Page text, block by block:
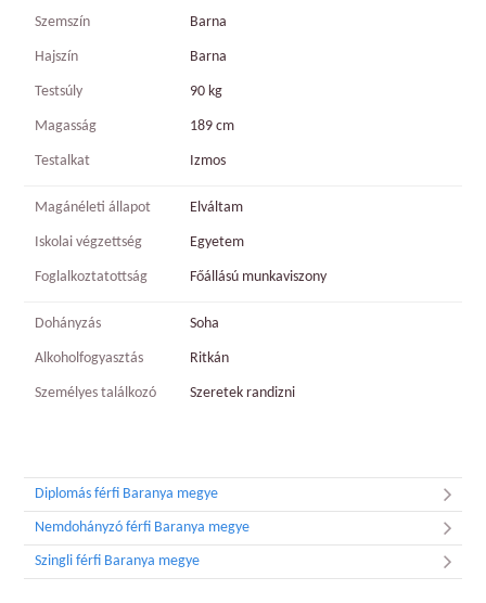
Szemszín Barna
Hajszín Barna
Testsúly 90 kg
Magasság 189 cm
Testalkat Izmos
Magánéleti állapot Elváltam
Iskolai végzettség Egyetem
Foglalkoztatottság Főállású munkaviszony
Dohányzás Soha
Alkoholfogyasztás Ritkán
Személyes találkozó Szeretek randizni
Diplomás férfi Baranya megye
Nemdohányzó férfi Baranya megye
Szingli férfi Baranya megye